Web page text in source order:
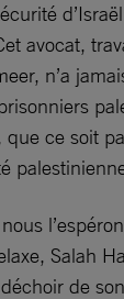
avocat,
n’a
ce soit
Salah
de